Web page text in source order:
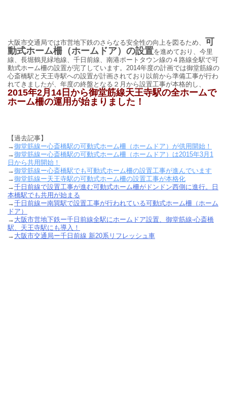
大阪市交通局では市営地下鉄のさらなる安全性の向上を図るため、 可
動式ホーム柵（ホームドア）の設置を進めており、今里
線、長堀鶴見緑地線、千日前線、南港ポートタウン線の４路線全駅で可
動式ホーム柵の設置が完了しています。2014年度の計画では御堂筋線の
心斎橋駅と天王寺駅への設置が計画されており以前から準備工事が行わ
れてきましたが、年度の終盤となる２月から設置工事が本格的し、
2015年2月14日から御堂筋線天王寺駅の全ホームで
ホーム柵の運用が始まりました！
【過去記事】
→御堂筋線ー心斎橋駅の可動式ホーム柵（ホームドア）が供用開始！
→御堂筋線ー心斎橋駅の可動式ホーム柵（ホームドア）は2015年3月1
日から共用開始！
→御堂筋線ー心斎橋駅でも可動式ホーム柵の設置工事が進んでいます
→御堂筋線ー天王寺駅の可動式ホーム柵の設置工事が本格化
→千日前線で設置工事が進む可動式ホーム柵がドンドン西側に進行。日
本橋駅でも共用が始まる
→千日前線ー南巽駅で設置工事が行われている可動式ホーム柵（ホーム
ドア）
→ 大阪市営地下鉄ー千日前線全駅にホームドア設置、御堂筋線-心斎橋
駅、天王寺駅にも導入！
→ 大阪市交通局ー千日前線 新20系リフレッシュ車